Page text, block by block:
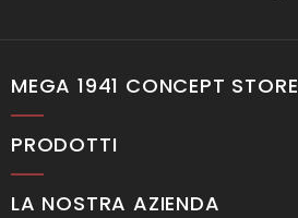
MEGA 1941 CONCEPT STORE
PRODOTTI
LA NOSTRA AZIENDA